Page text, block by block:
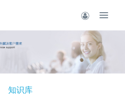
知识库